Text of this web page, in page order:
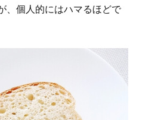
、個人的にはハマるほどで